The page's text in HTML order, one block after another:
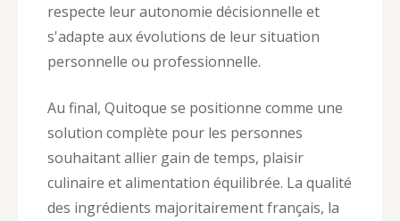
respecte leur autonomie décisionnelle et
s'adapte aux évolutions de leur situation
personnelle ou professionnelle.
Au final, Quitoque se positionne comme une
solution complète pour les personnes
souhaitant allier gain de temps, plaisir
culinaire et alimentation équilibrée. La qualité
des ingrédients majoritairement français, la